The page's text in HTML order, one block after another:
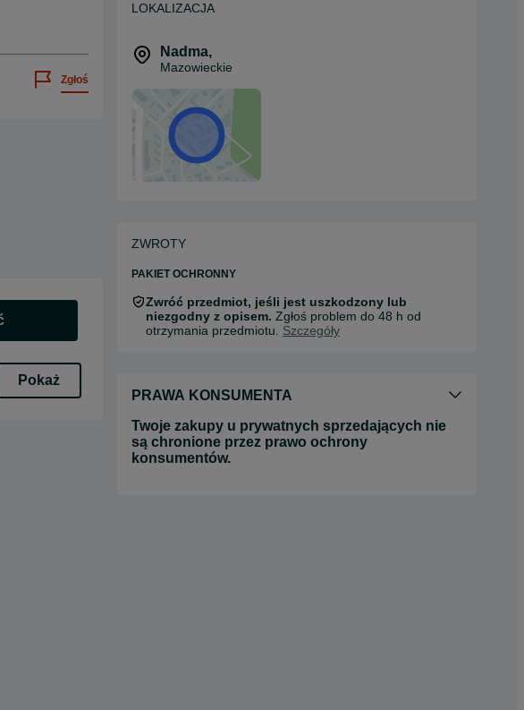
Zgłoś
Pokaż
LOKALIZACJA
Nadma,
Mazowieckie
ZWROTY
PAKIET OCHRONNY
Zwróć przedmiot, jeśli jest uszkodzony lub
niezgodny z opisem. Zgłoś problem do 48 h od
otrzymania przedmiotu. Szczegóły
PRAWA KONSUMENTA
Twoje zakupy u prywatnych sprzedających nie
są chronione przez prawo ochrony
konsumentów.